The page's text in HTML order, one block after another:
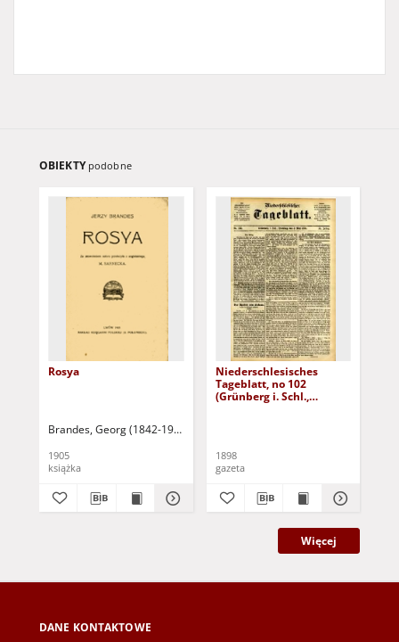
OBIEKTY podobne
Rosya
Brandes, Georg (1842-1927)
1905
książka
Niederschlesisches
Tageblatt, no 102
(Grünberg i. Schl.,
1898
gazeta
Więcej
DANE KONTAKTOWE